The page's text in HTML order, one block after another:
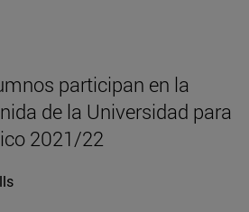
participan en la
de la Universidad para
2021/22